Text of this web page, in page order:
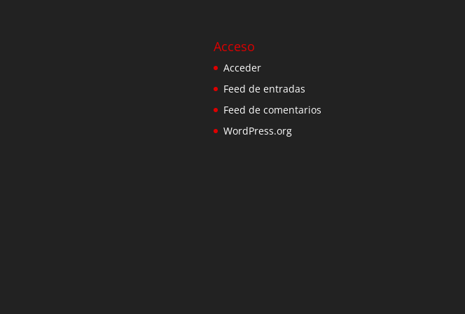
Acceso
Acceder
Feed de entradas
Feed de comentarios
WordPress.org